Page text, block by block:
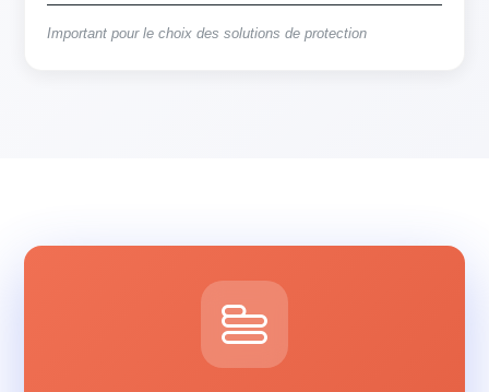
Important pour le choix des solutions de protection